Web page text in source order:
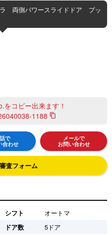
両側パワースライドドア プッ
をコピー出来ます！
1188 content_copy
で
合わせ
メールで
お問い合わせ
査フォーム
シフト
オートマ
ドア数
5ドア